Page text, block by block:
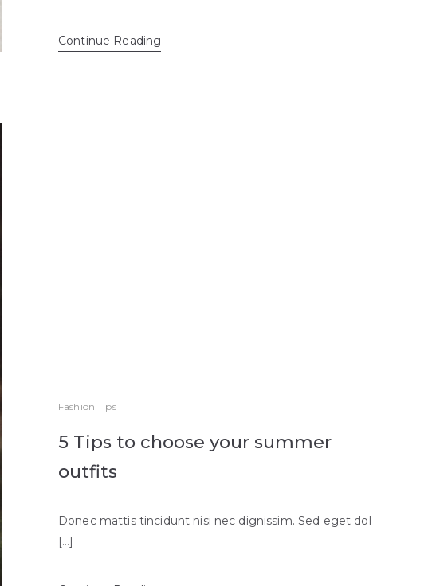
Continue Reading
Fashion Tips
5 Tips to choose your summer
outfits
Donec mattis tincidunt nisi nec dignissim. Sed eget dol
[…]